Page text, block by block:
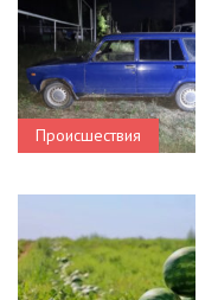
Происшествия